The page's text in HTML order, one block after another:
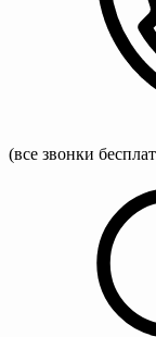
(все звонки